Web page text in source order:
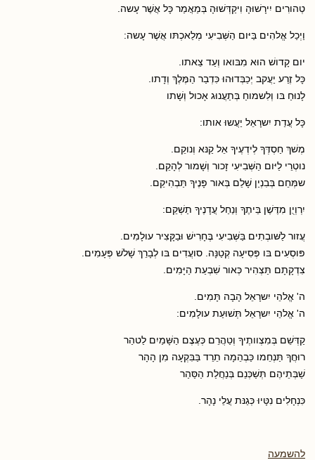
טְהורִים יִירָשׁוּהָ וִיקַדְּשׁוּהָ בְּמַאֲמַר כָּל אֲשֶׁר עָשה.
וַיְכַל אֱלהִים בַּיּום הַשְּׁבִיעִי מְלַאכְתּו אֲשֶׁר עָשה:
יום קָדושׁ הוּא מִבּואו וְעַד צֵאתו.
כָּל זֶרַע יַעֲקב יְכַבְּדוּהוּ כִּדְבַר הַמֶּלֶךְ וְדָתו.
לָנוּחַ בּו וְלִשמוחַ בְּתַעֲנוּג אָכול וְשָׁתו
כָּל עֲדַת יִשרָאֵל יַעֲשוּ אותו:
מְשׁךְ חַסְדְּךָ לְידְעֶיךָ אֵל קַנּא וְנוקֵם.
נוטְרֵי לַיּום הַשְּׁבִיעִי זָכור וְשָׁמור לְהָקֵם.
שמְּחֵם בְּבִנְיַן שָׁלֵם בְּאור פָּנֶיךָ תַּבְהִיקֵם.
יִרְוְיֻן מִדֶּשֶׁן בֵּיתֶךָ וְנַחַל עֲדָנֶיךָ תַשְׁקֵם:
עֲזור לַשּׁובְתִים בַּשְּׁבִיעִי בֶּחָרִישׁ וּבַקָּצִיר עולָמִים.
פּוסְעִים בּו פְּסִיעָה קְטַנָּה. סועֲדִים בּו לְבָרֵךְ שָׁלשׁ פְּעָמִים.
צִדְקָתָם תַּצְהִיר כְּאור שִׁבְעַת הַיָּמִים.
ה' אֱלהֵי יִשרָאֵל הָבָה תָּמִים.
ה' אֱלהֵי יִשרָאֵל תְּשׁוּעַת עולָמִים:
קַדְּשֵׁם בְּמִצְוותֶיךָ וְטַהֲרֵם כְּעֶצֶם הַשָּׁמַיִם לַטהַר
רוּחֲךָ תַּנְחֵמו כַּבְהֵמָה תֵרֵד בַּבִּקְעָה מִן הָהָר
שַׁבְּתֵיהֶם תְּשַׁכְּנֵם בְּנַחֲלַת הַסַּהַר
כִּנְחָלִים נִטָּיוּ כְּגַנּת עֲלֵי נָהָר.
להשמעה